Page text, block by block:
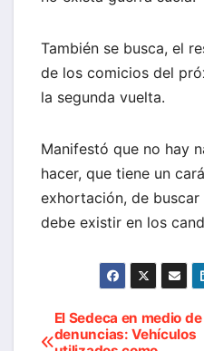
También se busca, el
de los comicios del
la segunda vuelta.
Manifestó que no hay
hacer, que tiene un
exhortación, de
debe existir en los
Navegación
El Sedeca en medio de
denuncias: Vehículos